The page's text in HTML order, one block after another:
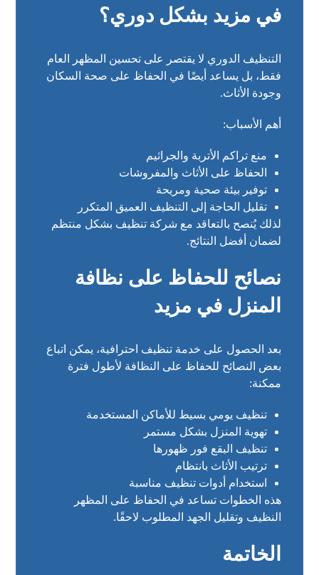
في مزيد بشكل دوري؟
التنظيف الدوري لا يقتصر على تحسين المظهر العام
فقط، بل يساعد أيضًا في الحفاظ على صحة السكان
وجودة الأثاث.
أهم الأسباب:
منع تراكم الأتربة والجراثيم
الحفاظ على الأثاث والمفروشات
توفير بيئة صحية ومريحة
تقليل الحاجة إلى التنظيف العميق المتكرر
لذلك يُنصح بالتعاقد مع شركة تنظيف بشكل منتظم
لضمان أفضل النتائج.
نصائح للحفاظ على نظافة
المنزل في مزيد
بعد الحصول على خدمة تنظيف احترافية، يمكن اتباع
بعض النصائح للحفاظ على النظافة لأطول فترة
ممكنة:
تنظيف يومي بسيط للأماكن المستخدمة
تهوية المنزل بشكل مستمر
تنظيف البقع فور ظهورها
ترتيب الأثاث بانتظام
استخدام أدوات تنظيف مناسبة
هذه الخطوات تساعد في الحفاظ على المظهر
النظيف وتقليل الجهد المطلوب لاحقًا.
الخاتمة